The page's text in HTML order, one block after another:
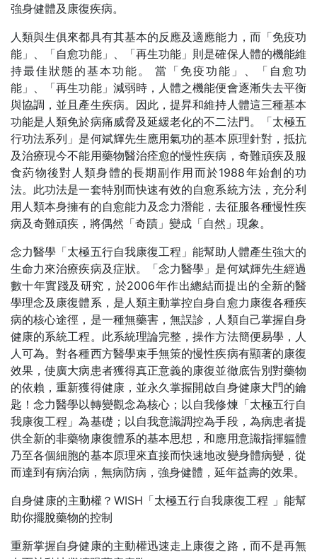
強身健體及康復疾病。
人類與生俱來都具有其基本的反應及適應能力，而「免疫功
能」、「自愈功能」、「再生功能」則是確保人體的機能維
持最佳狀態的基本功能。 當「免疫功能」、「自愈功
能」、「再生功能」減弱時，人體之機能便會逐漸失去平衡
與協調，並且產生疾病。因此，提昇和維持人體這三種基本
功能是人類免於病痛威脅及延緩老化的不二法門。「太極五
行功法系列」是何斌輝先生應用氣功的基本原理針對，抵抗
及治療現今不能用藥物醫治痊愈的慢性疾病，奇難頑疾及服
食葯物後對人類身體的長期副作用而於1988年始創的功
法。此功法是一套特別而快速有效的自愈系統方法，充分利
用人類本身擁有的自愈能力及念力潛能，去征服各種慢性疾
病及奇難頑疾，將偶然「奇蹟」變成「自然」現象。
念力醫學「太極五行自我康復工程」能幫助人體產生強大的
生命力來治療疾病及症狀。「念力醫學」是何斌輝先生經過
數十年實踐及研究，於2006年作出總結而提出的全新的醫
學理念及康復體系，是人類主動掌控自身自愈力康復各種疾
病的核心途徑，是一種無藥害，無誤診，人類自己掌握自身
健康的系統工程。此系統理論完整，操作方法簡便易學，人
人可為。對各種西方醫學束手無策的慢性疾病有顯著的康復
效果，使廣大病患者獲得真正意義的康復並徹底告別對藥物
的依賴，重新獲得健康，並永久掌握開啟自身健康大門的鑰
匙！念力醫學以轉變觀念為核心；以自我修煉「太極五行自
我康復工程」為基礎；以自我意識調控為手段，為病患者提
供全新的非藥物康復體系的基本思想，和應用意識指揮軀體
乃至各個細胞的基本原理來直接而快速地改變身體病變，從
而達到有病治病，無病防病，強身健體，延年益壽的效果。
自身健康的主動權？WISH「太極五行自我康復工程 」能幫
助你擺脫藥物的控制
重新掌握自身健康的主動權迅速走上康復之路，而不是再無